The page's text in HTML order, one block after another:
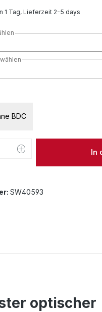
1 Tag, Lieferzeit 2-5 days
BDC
Gib denIn
SW40593
optischer